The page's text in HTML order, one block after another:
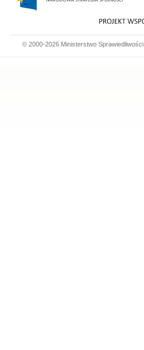
© 2000-2026 Ministerstwo Sprawiedliwości